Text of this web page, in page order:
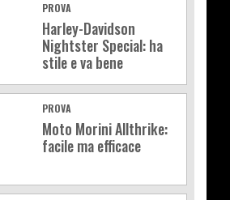
PROVA
Harley-Davidson
Nightster Special: ha
stile e va bene
PROVA
Moto Morini Allthrike:
facile ma efficace